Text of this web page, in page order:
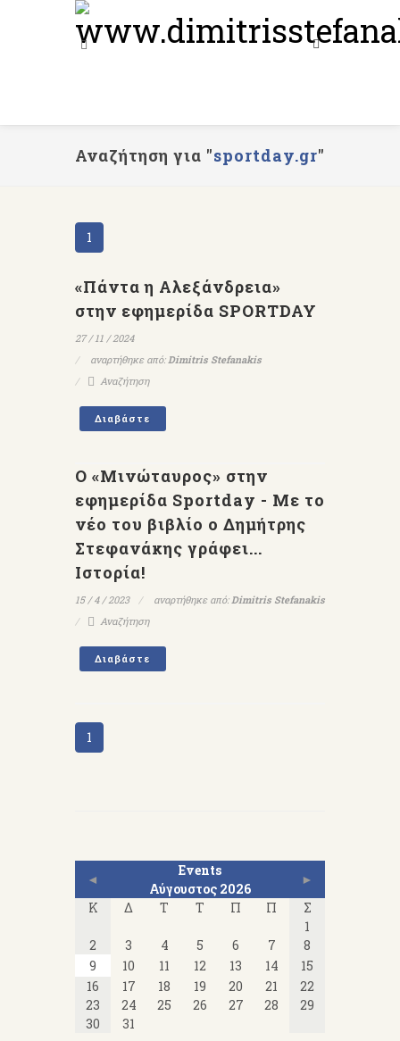
Αναζήτηση για "sportday.gr"
1
«Πάντα η Αλεξάνδρεια»
στην εφημερίδα SPORTDAY
27 / 11 / 2024
αναρτήθηκε από:Dimitris Stefanakis
Αναζήτηση
Διαβάστε
Ο «Μινώταυρος» στην
εφημερίδα Sportday - Με το
νέο του βιβλίο ο Δημήτρης
Στεφανάκης γράφει...
Ιστορία!
15 / 4 / 2023 αναρτήθηκε από:Dimitris Stefanakis
Αναζήτηση
Διαβάστε
1
◄
Events
Αύγουστος 2026
►
Κ
Δ Τ Τ Π Π
Σ
1
2
3 4 5 6 7
8
9
10 11 12 13 14
15
16
17 18 19 20 21
22
23
24 25 26 27 28
29
30
31